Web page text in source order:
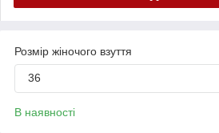
Розмір жіночого взуття
36
В наявності